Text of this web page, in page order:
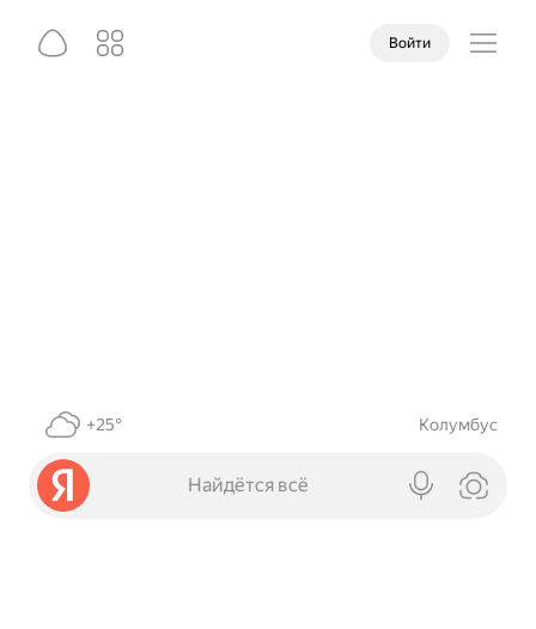
Войти
+25° Колумбус
Найдётся всё